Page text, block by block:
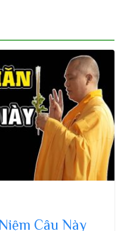
Câu Này